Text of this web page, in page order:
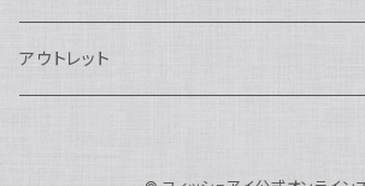
Canon用
Sony用
AOI
N100エクステンションリング
N100マウントコンバーター
AOI
オプション
weefine
Nauticam
Nauticam
クランプ
AOI
グリップ/トレー/アーム
SEA&SEA
アウトレット